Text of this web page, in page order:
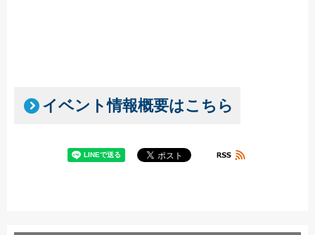
イベント情報概要はこちら